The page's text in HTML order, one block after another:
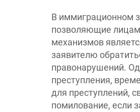
В иммиграционном
позволяющие лицам
механизмов
заявителю
правонарушений.
преступления,
для преступлений,
помилование, если